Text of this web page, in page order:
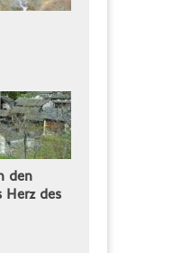
den
Herz des